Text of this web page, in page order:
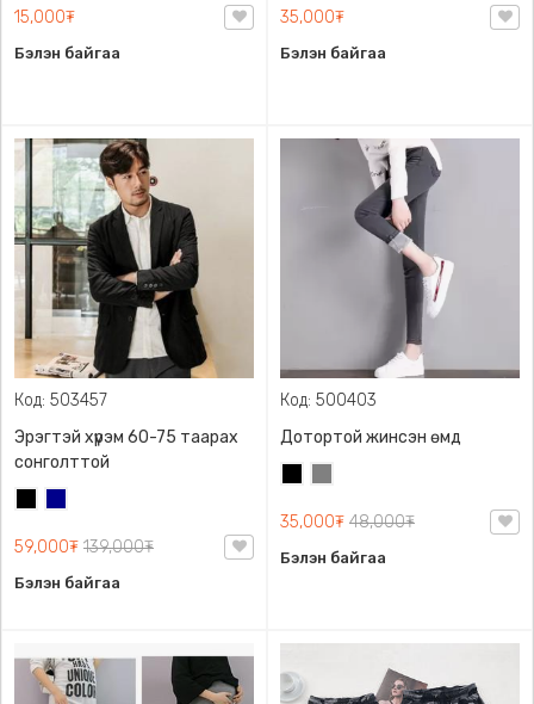
15,000₮
Бэлэн байгаа
35,000₮
Бэлэн байгаа
Код: 503457
Эрэгтэй хүрэм 60-75 таарах
сонголттой
59,000₮ 139,000₮
Бэлэн байгаа
Код: 500403
Дотортой жинсэн өмд
35,000₮ 48,000₮
Бэлэн байгаа